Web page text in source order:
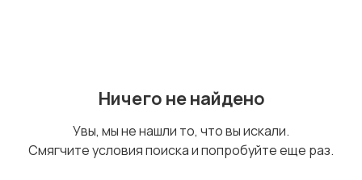
Ничего не найдено
Увы, мы не нашли то, что вы искали.
Смягчите условия поиска и попробуйте еще раз.